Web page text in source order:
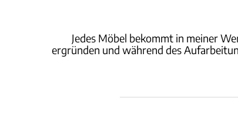
Jedes Möbel bekommt in meiner
ergründen und während des